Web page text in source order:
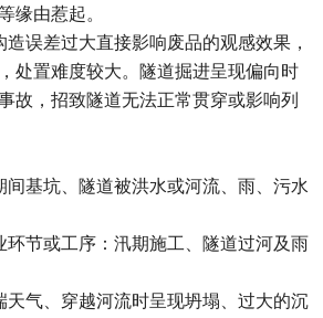
缘由惹起。
造误差过大直接影响废品的观感效果，
处置难度较大。隧道掘进呈现偏向时
故，招致隧道无法正常贯穿或影响列
间基坑、隧道被洪水或河流、雨、污水
环节或工序：汛期施工、隧道过河及雨
天气、穿越河流时呈现坍塌、过大的沉